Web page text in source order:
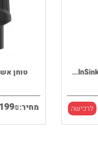
מחיר:₪ לרכישה